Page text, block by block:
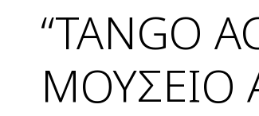
“TANGO
ΜΟΥΣΕΙΟ